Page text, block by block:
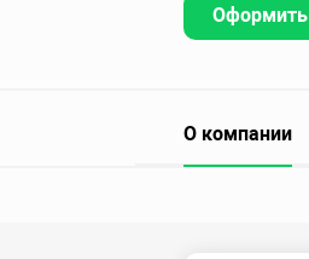
Оформить
О компании